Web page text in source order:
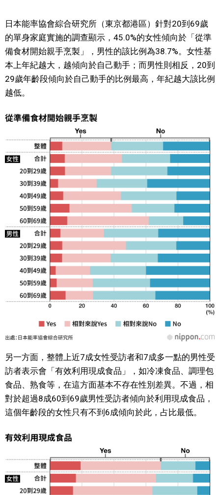
文化
科學技術
生活
運動
娛樂
教育
工作勞動
家庭
語言
日本能率協會綜合研究所（東京都港區）針對20到69歲
的單身家庭實施的調查顯示，45.0%的女性傾向於「從準
備食材開始親手烹製」，男性的該比例為38.7%。女性基
本上年紀越大，越傾向於自己動手；而男性則相反，20到
29歲年齡段傾向於自己動手的比例最高，年紀越大該比例
越低。
另一方面，整體上近7成女性受訪者和7成多一點的男性受
訪者表示會「有效利用現成食品」，如冷凍食品、調理包
食品、熟食等，在這方面基本不存在性別差異。不過，相
對於超過8成60到69歲男性受訪者傾向於利用現成食品，
這個年齡段的女性只有不到6成傾向於此，占比最低。